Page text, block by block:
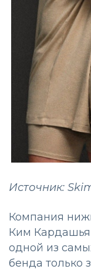
Источник:
Компания
Ким
одной из
бенда только